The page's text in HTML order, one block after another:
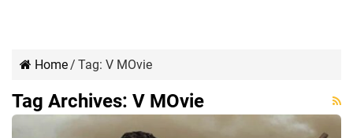
Home/ Tag: V MOvie
Tag Archives: V MOvie